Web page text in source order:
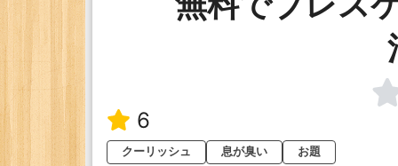
6
クーリッシュ 息が臭い お題